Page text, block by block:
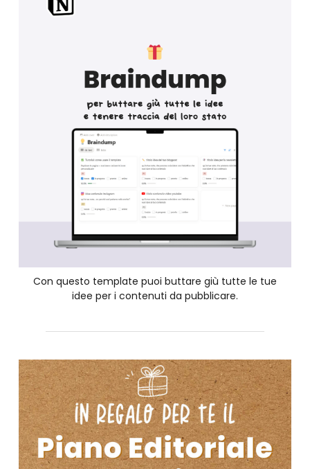
Con questo template puoi buttare giù tutte le tue
idee per i contenuti da pubblicare.